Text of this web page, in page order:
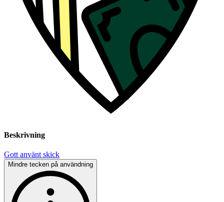
Beskrivning
Gott använt skick
Mindre tecken på användning